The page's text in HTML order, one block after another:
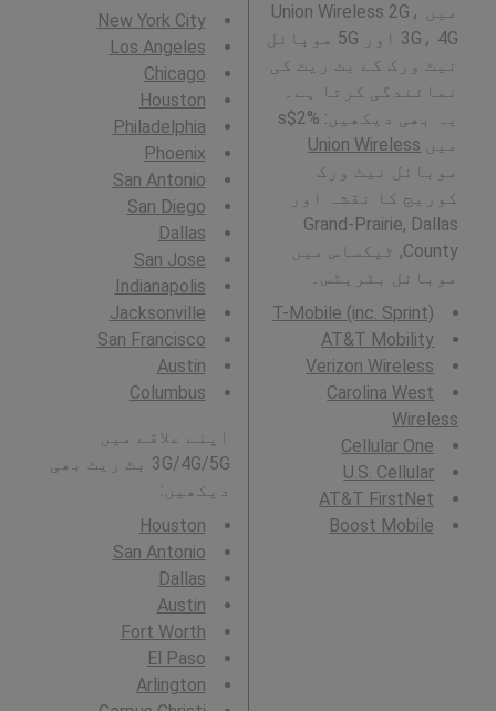
میں Union Wireless 2G،
3G، 4G اور 5G موبائل
نیٹ ورک کے بٹ ریٹ کی
نمائندگی کرتا ہے۔
یہ بھی دیکھیں: %2$s
میں Union Wireless
موبائل نیٹ ورک
کوریج کا نقشہ اور
Grand-Prairie, Dallas
County, ٹیکساس میں
موبائل بٹریٹس۔
T-Mobile (inc. Sprint)
AT&T Mobility
Verizon Wireless
Carolina West
Wireless
Cellular One
U.S. Cellular
AT&T FirstNet
Boost Mobile
New York City
Los Angeles
Chicago
Houston
Philadelphia
Phoenix
San Antonio
San Diego
Dallas
San Jose
Indianapolis
Jacksonville
San Francisco
Austin
Columbus
اپنے علاقے میں
3G/4G/5G بٹ ریٹ بھی
دیکھیں:
Houston
San Antonio
Dallas
Austin
Fort Worth
El Paso
Arlington